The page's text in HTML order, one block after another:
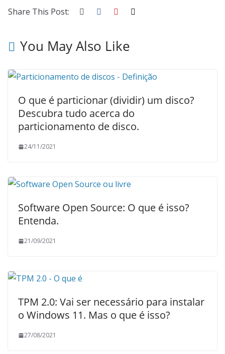
Share This Post:
You May Also Like
O que é particionar (dividir) um disco?
Descubra tudo acerca do
particionamento de disco.
24/11/2021
Software Open Source: O que é isso?
Entenda.
21/09/2021
TPM 2.0: Vai ser necessário para instalar
o Windows 11. Mas o que é isso?
27/08/2021